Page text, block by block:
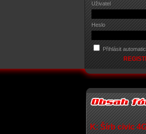
Uživatel
Heslo
Přihlásit
K: Šírb civic